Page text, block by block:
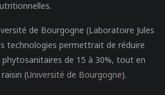
de Bourgogne (Laboratoire Jules
technologies permettrait de réduire
de 15 à 30%, tout en
(Université de Bourgogne).